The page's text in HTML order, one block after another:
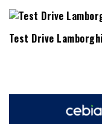
Test Drive